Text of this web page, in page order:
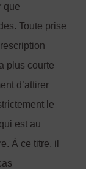
que
Toute prise
plus courte
d’attirer
le
est au
À ce titre, il